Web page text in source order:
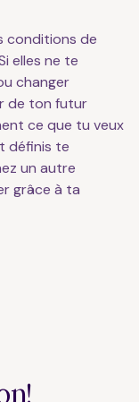
conditions de
elles ne te
changer
de ton futur
ce que tu veux
définis te
un autre
grâce à ta